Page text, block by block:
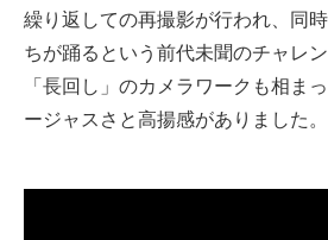
繰り返しての再撮影が行われ、同
ちが踊るという前代未聞のチャレ
「長回し」のカメラワークも相ま
ージャスさと高揚感がありました。